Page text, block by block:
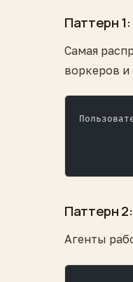
Паттерн
Самая
воркеров и
Паттерн
Агенты